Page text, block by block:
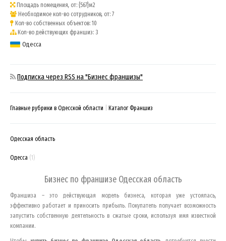
Площадь помещения, от: {567}м2
Необходимое кол-во сотрудников, от: 7
Кол-во собственных объектов: 10
Кол-во действующих франшиз: 3
Одесса
Подписка через RSS на "Бизнес франшизы"
Главные рубрики в Одесской области Каталог Франшиз
Одесская область
Одесса (1)
Бизнес по франшизе Одесская область
Франшиза – это действующая модель бизнеса, которая уже устоялась,
эффективно работает и приносить прибыль. Покупатель получает возможность
запустить собственную деятельность в сжатые сроки, используя имя известной
компании.